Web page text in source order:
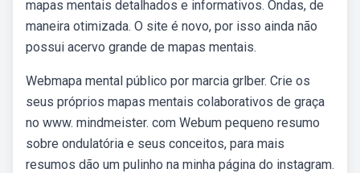
mapas mentais detalhados e informativos. Ondas, de
maneira otimizada. O site é novo, por isso ainda não
possui acervo grande de mapas mentais.
Webmapa mental público por marcia grlber. Crie os
seus próprios mapas mentais colaborativos de graça
no www. mindmeister. com Webum pequeno resumo
sobre ondulatória e seus conceitos, para mais
resumos dão um pulinho na minha página do instagram.